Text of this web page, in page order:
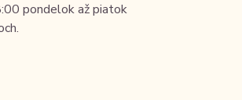
pondelok až piatok